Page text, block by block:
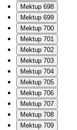
Mektup 698
Mektup 699
Mektup 700
Mektup 701
Mektup 702
Mektup 703
Mektup 704
Mektup 705
Mektup 706
Mektup 707
Mektup 708
Mektup 709